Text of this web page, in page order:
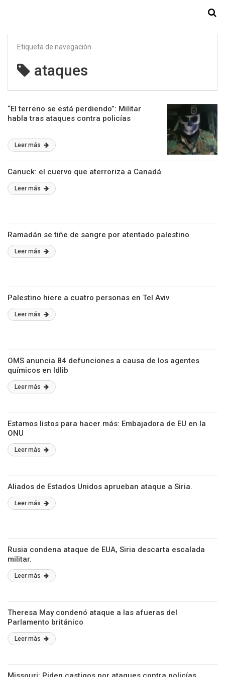
Etiqueta de navegación
ataques
“El terreno se está perdiendo”: Militar
habla tras ataques contra policías
Leer más
Canuck: el cuervo que aterroriza a Canadá
Leer más
Ramadán se tiñe de sangre por atentado palestino
Leer más
Palestino hiere a cuatro personas en Tel Aviv
Leer más
OMS anuncia 84 defunciones a causa de los agentes
químicos en Idlib
Leer más
Estamos listos para hacer más: Embajadora de EU en la
ONU
Leer más
Aliados de Estados Unidos aprueban ataque a Siria.
Leer más
Rusia condena ataque de EUA, Siria descarta escalada
militar.
Leer más
Theresa May condenó ataque a las afueras del
Parlamento británico
Leer más